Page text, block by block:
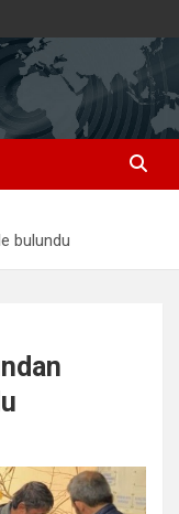
bulundu